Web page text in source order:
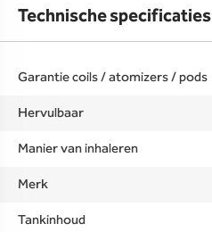
Technische specificaties
Garantie coils / atomizers / pods
Hervulbaar
Manier van inhaleren
Merk
Tankinhoud